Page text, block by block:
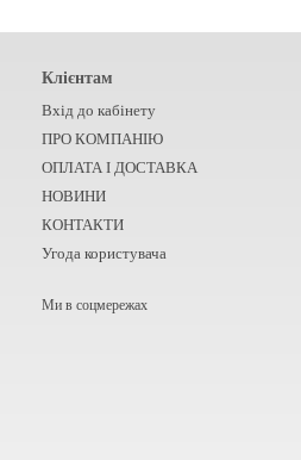
Клієнтам
Вхід до кабінету
ПРО КОМПАНІЮ
ОПЛАТА І ДОСТАВКА
НОВИНИ
КОНТАКТИ
Угода користувача
Ми в соцмережах